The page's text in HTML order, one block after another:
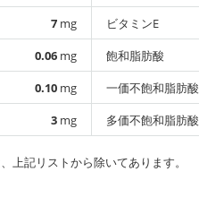
7 mg
0.06 mg
0.10 mg
3 mg
ビタミンE
飽和脂肪酸
一価不飽和脂肪酸
多価不飽和脂肪酸
上記リストから除いてあります。